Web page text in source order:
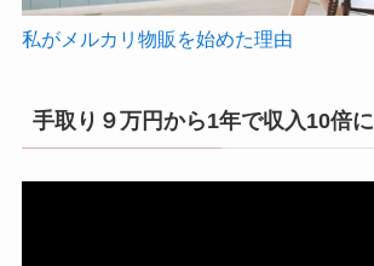
私がメルカリ物販を始めた理由
手取り９万円から1年で収入10倍